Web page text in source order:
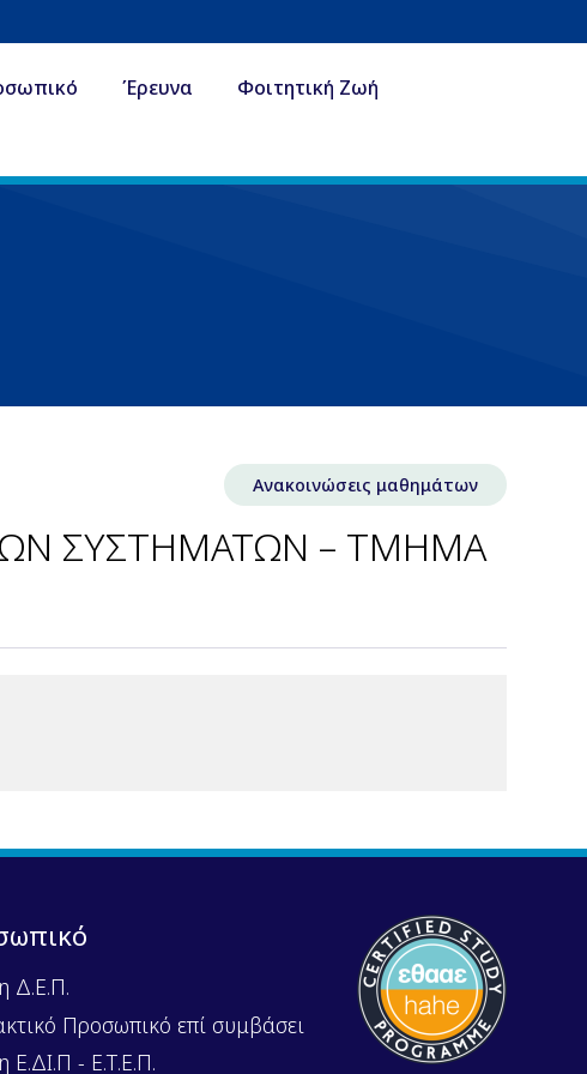
Έρευνα
Φοιτητική Ζωή
Ανακοινώσεις μαθημάτων
ΣΥΣΤΗΜΑΤΩΝ – ΤΜΗΜΑ
Δ.Ε.Π.
Προσωπικό επί συμβάσει
Ε.ΔΙ.Π - Ε.Τ.Ε.Π.